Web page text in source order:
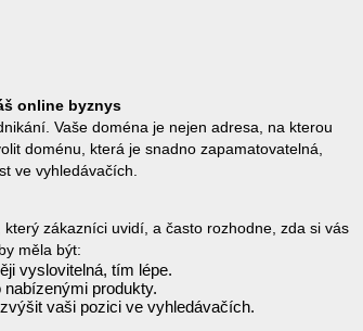
online byznys
Vaše doména je nejen adresa, na kterou
doménu, která je snadno zapamatovatelná,
ve vyhledávačích.
zákazníci uvidí, a často rozhodne, zda si vás
měla být:
vyslovitelná, tím lépe.
produkty.
vaši pozici ve vyhledávačích.